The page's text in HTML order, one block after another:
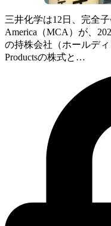
三井化学は12日、完全
America（MCA）が、
の持株会社（ホールデ
Productsの株式と…